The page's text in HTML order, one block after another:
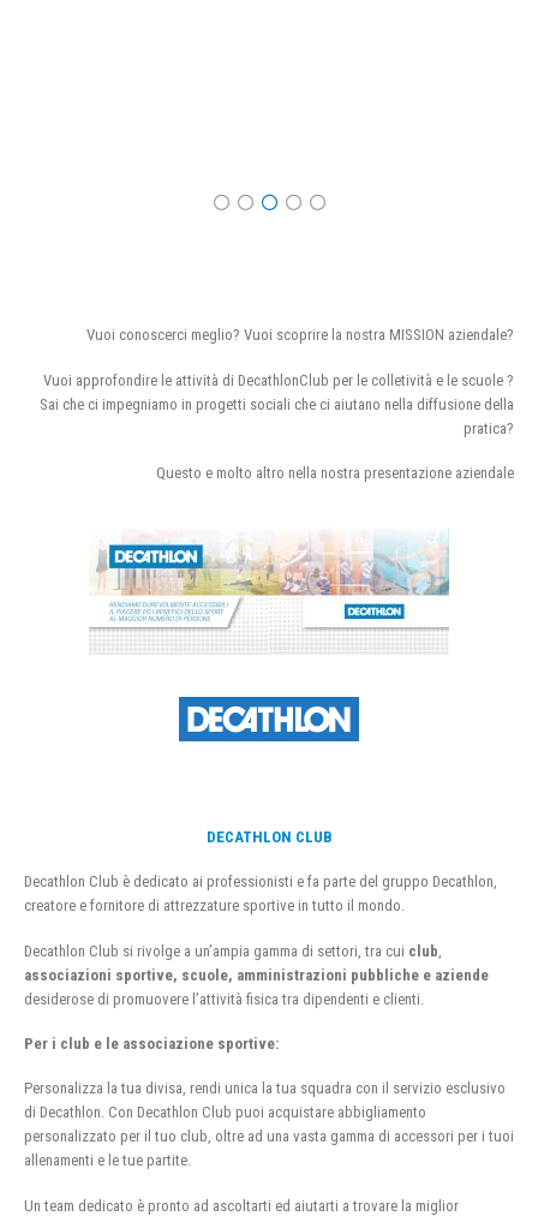
Vuoi conoscerci meglio? Vuoi scoprire la nostra MISSION aziendale?
Vuoi approfondire le attività di DecathlonClub per le colletività e le scuole ?
Sai che ci impegniamo in progetti sociali che ci aiutano nella diffusione della
pratica?
Questo e molto altro nella nostra presentazione aziendale
DECATHLON CLUB
Decathlon Club è dedicato ai professionisti e fa parte del gruppo Decathlon,
creatore e fornitore di attrezzature sportive in tutto il mondo.
Decathlon Club si rivolge a un’ampia gamma di settori, tra cui club
associazioni sportive, scuole, amministrazioni pubbliche e aziende
desiderose di promuovere l’attività fisica tra dipendenti e clienti.
Per i club e le associazione sportive:
Personalizza la tua divisa, rendi unica la tua squadra con il servizio esclusivo
di Decathlon. Con Decathlon Club puoi acquistare abbigliamento
personalizzato per il tuo club, oltre ad una vasta gamma di accessori per i tuoi
allenamenti e le tue partite.
Un team dedicato è pronto ad ascoltarti ed aiutarti a trovare la miglior